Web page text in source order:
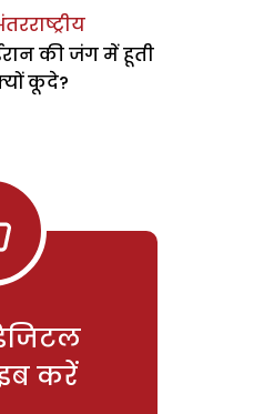
की जंग में हूती
कूदे?
करें